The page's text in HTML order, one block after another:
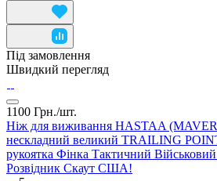
Під замовлення
Швидкий перегляд
1100 Грн./шт.
Ніж для виживання HASTAA
нескладний великий TRAILING
рукоятка Фінка Тактичний
Розвідник Скаут США!